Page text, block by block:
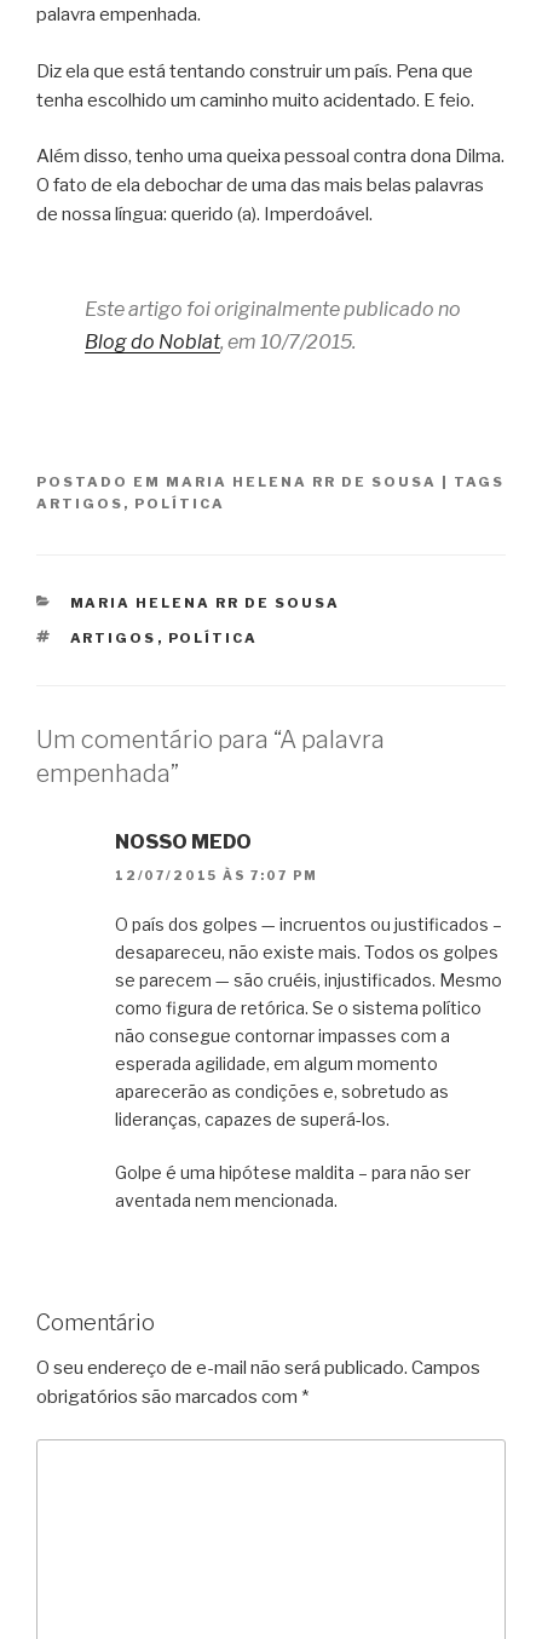
palavra empenhada.
Diz ela que está tentando construir um país. Pena que
tenha escolhido um caminho muito acidentado. E feio.
Além disso, tenho uma queixa pessoal contra dona Dilma.
O fato de ela debochar de uma das mais belas palavras
de nossa língua: querido (a). Imperdoável.
Este artigo foi originalmente publicado no
Blog do Noblat, em 10/7/2015.
POSTADO EM MARIA HELENA RR DE SOUSA | TAGS
ARTIGOS , POLÍTICA
CATEGORIAS
MARIA HELENA RR DE SOUSA
TAGS
ARTIGOS , POLÍTICA
Um comentário para “A palavra
empenhada”
NOSSO MEDO
12/07/2015 ÀS 7:07 PM
O país dos golpes — incruentos ou justificados –
desapareceu, não existe mais. Todos os golpes
se parecem — são cruéis, injustificados. Mesmo
como figura de retórica. Se o sistema político
não consegue contornar impasses com a
esperada agilidade, em algum momento
aparecerão as condições e, sobretudo as
lideranças, capazes de superá-los.
Golpe é uma hipótese maldita – para não ser
aventada nem mencionada.
Comentário
O seu endereço de e-mail não será publicado. Campos
obrigatórios são marcados com *